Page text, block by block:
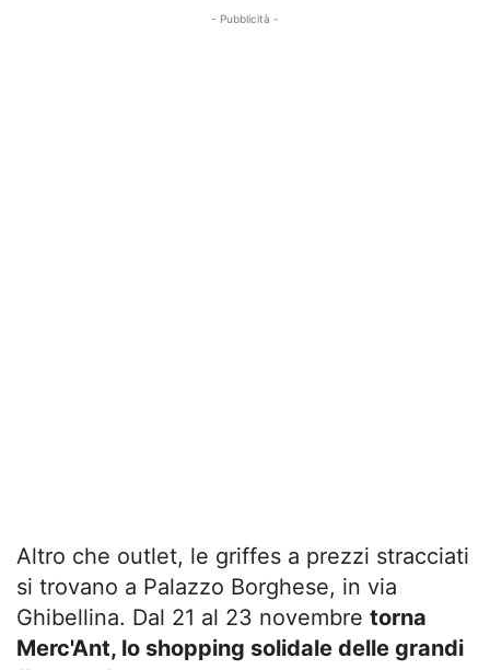
- Pubblicità -
Altro che outlet, le griffes a prezzi stracciati
si trovano a Palazzo Borghese, in via
Ghibellina. Dal 21 al 23 novembre torna
Merc'Ant, lo shopping solidale delle grandi